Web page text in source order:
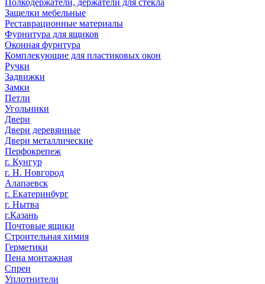
Полкодержатели, держатели для стекла
Защелки мебельные
Реставрационные материалы
Фурнитура для ящиков
Оконная фурнтура
Комплекующие для пластиковых окон
Ручки
Задвижки
Замки
Петли
Угольники
Двери
Двери деревянные
Двери металлические
Перфокрепеж
г. Кунгур
г. Н. Новгород
Алапаевск
г. Екатеринбург
г. Нытва
г.Казань
Почтовые ящики
Строительная химия
Герметики
Пена монтажная
Спреи
Уплотнители